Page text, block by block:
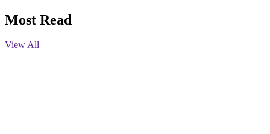
Most Read
View All